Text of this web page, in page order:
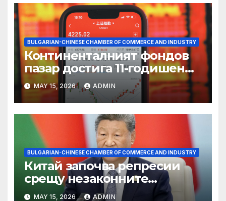
BULGARIAN-CHINESE CHAMBER OF COMMERCE AND INDUSTRY
Континенталният фондов
пазар достига 11-годишен
връх
MAY 15, 2026 ADMIN
BULGARIAN-CHINESE CHAMBER OF COMMERCE AND INDUSTRY
Китай започва репресии
срещу незаконните
практики в сектора на TCM
MAY 15, 2026 ADMIN